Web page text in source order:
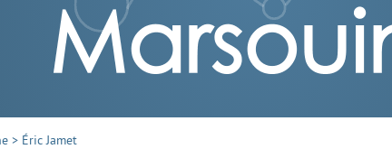
> Éric Jamet